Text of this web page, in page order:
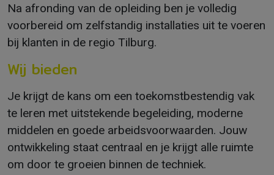
Na afronding van de opleiding ben je volledig
voorbereid om zelfstandig installaties uit te voeren
bij klanten in de regio Tilburg.
Wij bieden
Je krijgt de kans om een toekomstbestendig vak
te leren met uitstekende begeleiding, moderne
middelen en goede arbeidsvoorwaarden. Jouw
ontwikkeling staat centraal en je krijgt alle ruimte
om door te groeien binnen de techniek.